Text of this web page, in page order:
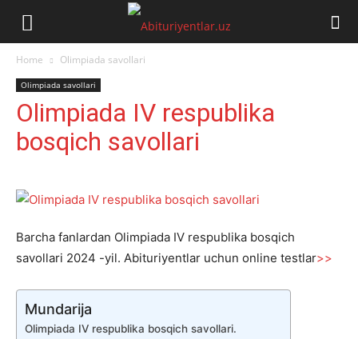
Home Olimpiada savollari
Olimpiada savollari
Olimpiada IV respublika
bosqich savollari
Barcha fanlardan Olimpiada IV respublika bosqich
savollari 2024 -yil. Abituriyentlar uchun online testlar>>
Mundarija
Olimpiada IV respublika bosqich savollari.